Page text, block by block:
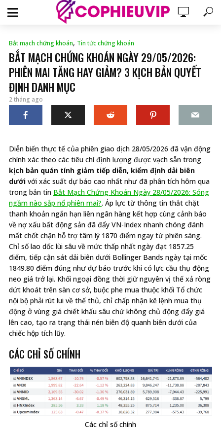
Bắt mạch chứng khoán, Tin tức chứng khoán
BẮT MẠCH CHỨNG KHOÁN NGÀY 29/05/2026:
PHIÊN MAI TĂNG HAY GIẢM? 3 KỊCH BẢN QUYẾT
ĐỊNH DANH MỤC
2 tháng ago
Diễn biến thực tế của phiên giao dịch 28/05/2026 đã vận động
chính xác theo các tiêu chí định lượng được vạch sẵn trong
kịch bản quán tính giảm tiếp diễn, kiểm định dải biên
dưới với xác suất dự báo cao nhất như đã phân tích hôm qua
trong bản tin Bắt Mạch Chứng Khoán Ngày 28/05/2026: Sóng
ngầm nào sắp nổ phiên mai?. Áp lực từ thông tin thắt chặt
thanh khoản ngắn hạn liên ngân hàng kết hợp cùng cảnh báo
về nợ xấu bất động sản đã đẩy VN-Index nhanh chóng đánh
mất chốt chặn hỗ trợ tâm lý 1870 điểm ngay từ phiên sáng.
Chỉ số lao dốc lùi sâu về mức thấp nhất ngày đạt 1857.25
điểm, tiếp cận sát dải biên dưới Bollinger Bands ngày tại mốc
1849.80 điểm đúng như dự báo trước khi có lực cầu thụ động
neo giá trở lại. Khối ngoại đồng thời giữ nguyên vị thế xả ròng
dứt khoát trên sàn cơ sở, buộc phe mua thuộc khối Tổ chức
nội bộ phải rút lui về thế thủ, chỉ chấp nhận kê lệnh mua thụ
động ở vùng giá chiết khấu sâu chứ không chủ động đẩy giá
lên cao, tạo ra trạng thái nén biên độ quanh biên dưới của
chiếc hộp tích lũy.
CÁC CHỈ SỐ CHÍNH
Các chỉ số chính